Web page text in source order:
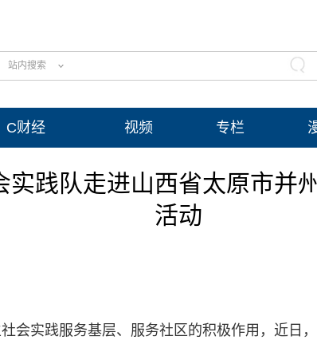
站内搜索
C财经 视频 专栏
实践队走进山西省太原市并
活动
会实践服务基层、服务社区的积极作用，近日